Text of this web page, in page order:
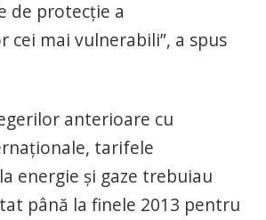
de protecţie a
cei mai vulnerabili”, a spus
anterioare cu
tarifele
energie şi gaze trebuiau
până la finele 2013 pentru